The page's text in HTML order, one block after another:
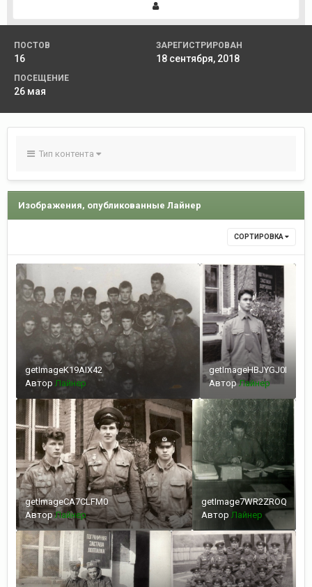
ПОСТОВ
16
ЗАРЕГИСТРИРОВАН
18 сентября, 2018
ПОСЕЩЕНИЕ
26 мая
Тип контента
Изображения, опубликованные Лайнер
СОРТИРОВКА
getImageK19AIX42
Автор Лайнер
getImageHBJYGJ0I
АвторЛайнер
getImageCA7CLFM0
АвторЛайнер
getImage7WR2ZROQ
Автор Лайнер